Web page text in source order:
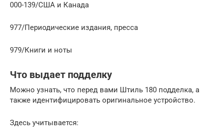
000-139/США и Канада
977/Периодические издания, пресса
979/Книги и ноты
Что выдает подделку
Можно узнать, что перед вами Штиль 180 подделка, а
также идентифицировать оригинальное устройство.
Здесь учитывается: